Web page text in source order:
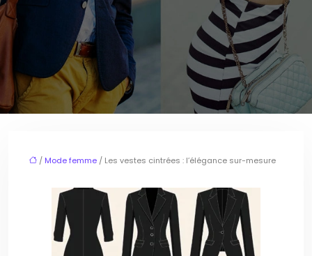
/ Mode femme / Les vestes cintrées : l’élégance sur-mesure